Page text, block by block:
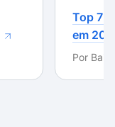
Top 7
em
Por